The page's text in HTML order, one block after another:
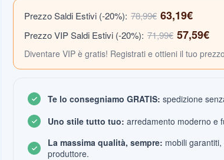
Prezzo Saldi Estivi (-20%): 78,99€ 63,19€
Prezzo VIP Saldi Estivi (-20%): 71,99€ 57,59€
Diventare VIP è gratis! Registrati e ottieni il tuo
Te lo consegniamo GRATIS: spedizione
Uno stile tutto tuo: arredamento moderno e
La massima qualità, sempre: mobili
produttore.